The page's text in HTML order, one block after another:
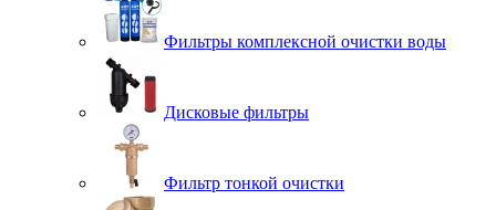
Фильтры комплексной очистки воды
Дисковые фильтры
Фильтр тонкой очистки